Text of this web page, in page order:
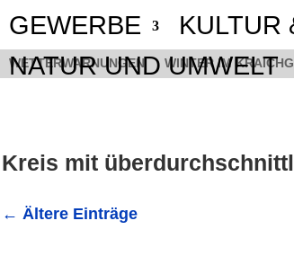
GEWERBE
KULTUR
NATUR UND UMWELT
WETTERWARNUNGEN WINTER IM
Kreis mit
← Ältere Einträge